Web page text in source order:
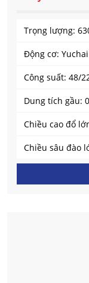
Trọng lượng:
Động cơ: Yuchai
Công suất: 48/
Dung tích gầu:
Chiều cao đổ
Chiều sâu đào